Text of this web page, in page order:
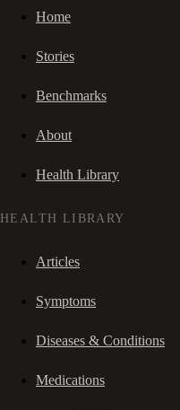
Home
Stories
Benchmarks
About
Health Library
HEALTH LIBRARY
Articles
Symptoms
Diseases & Conditions
Medications